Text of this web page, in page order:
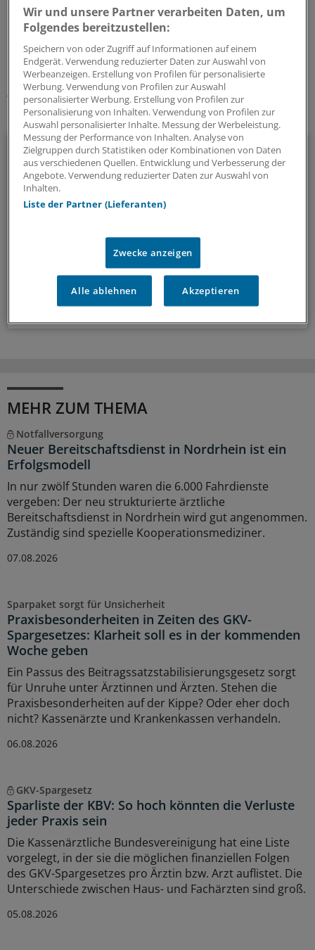
Schlagworte:
Berufspolitik Flüchtlinge
Ihr Newsletter zum Thema
Politik & Debatte
Mit diesem Newsletter blicken Sie hinter das tägliche
Hintergründen und einem Blick auf Themen, die die Agenda
14-tägig, donnerstags
Zum Abonnieren bitte anmelden
MEHR ZUM THEMA
Notfallversorgung
Neuer Bereitschaftsdienst in Nordrhein ist ein
Erfolgsmodell
In nur zwölf Stunden waren die 6.000 Fahrdienste
vergeben: Der neu strukturierte ärztliche
Bereitschaftsdienst in Nordrhein wird gut angenommen.
Zuständig sind spezielle Kooperationsmediziner.
07.08.2026
Sparpaket sorgt für Unsicherheit
Praxisbesonderheiten in Zeiten des GKV-
Spargesetzes: Klarheit soll es in der kommenden
Woche geben
Ein Passus des Beitragssatzstabilisierungsgesetz sorgt
für Unruhe unter Ärztinnen und Ärzten. Stehen die
Praxisbesonderheiten auf der Kippe? Oder eher doch
nicht? Kassenärzte und Krankenkassen verhandeln.
06.08.2026
GKV-Spargesetz
Sparliste der KBV: So hoch könnten die Verluste
jeder Praxis sein
Die Kassenärztliche Bundesvereinigung hat eine Liste
vorgelegt, in der sie die möglichen finanziellen Folgen
des GKV-Spargesetzes pro Ärztin bzw. Arzt auflistet. Die
Unterschiede zwischen Haus- und Fachärzten sind groß.
05.08.2026
Wir und unsere Partner verarbeiten Daten, um
Folgendes bereitzustellen:
Speichern von oder Zugriff auf Informationen auf einem
Endgerät. Verwendung reduzierter Daten zur Auswahl von
Werbeanzeigen. Erstellung von Profilen für personalisierte
Werbung. Verwendung von Profilen zur Auswahl
personalisierter Werbung. Erstellung von Profilen zur
Personalisierung von Inhalten. Verwendung von Profilen zur
Auswahl personalisierter Inhalte. Messung der Werbeleistung.
Messung der Performance von Inhalten. Analyse von
Zielgruppen durch Statistiken oder Kombinationen von Daten
aus verschiedenen Quellen. Entwicklung und Verbesserung der
Angebote. Verwendung reduzierter Daten zur Auswahl von
Inhalten.
Liste der Partner (Lieferanten)
Zwecke anzeigen
Alle ablehnen Akzeptieren